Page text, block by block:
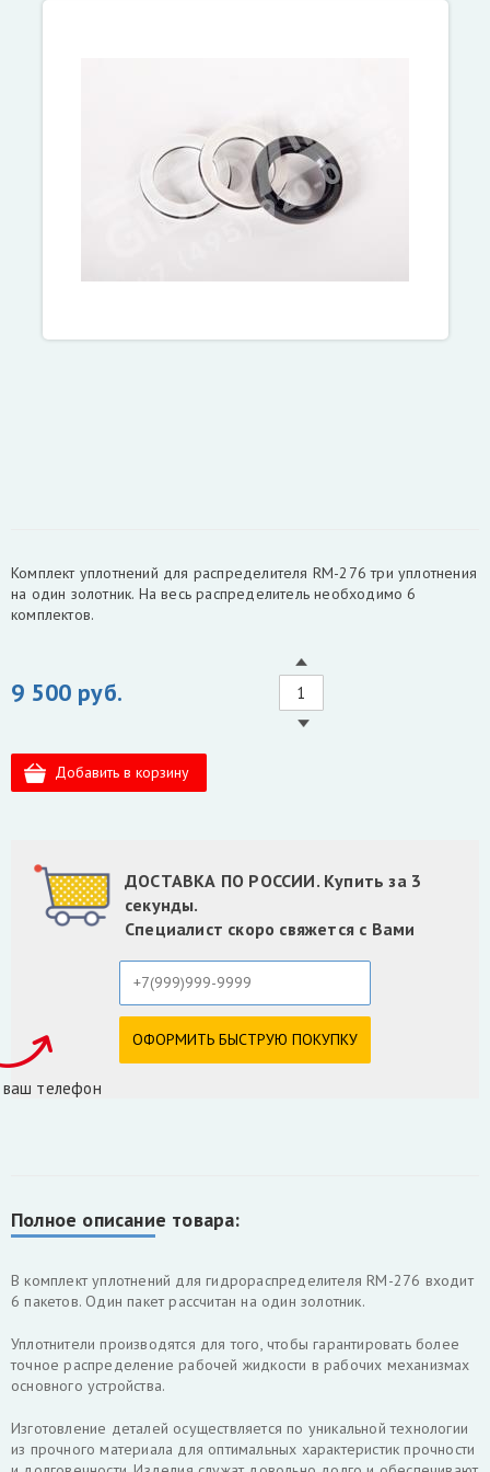
Комплект уплотнений для распределителя RM-276 три уплотнения
на один золотник. На весь распределитель необходимо 6
комплектов.
9 500 руб.
ДОСТАВКА ПО РОССИИ. Купить за 3
секунды.
Специалист скоро свяжется с Вами
телефон
Полное описание товара:
В комплект уплотнений для гидрораспределителя RM-276 входит
6 пакетов. Один пакет рассчитан на один золотник.
Уплотнители производятся для того, чтобы гарантировать более
точное распределение рабочей жидкости в рабочих механизмах
основного устройства.
Изготовление деталей осуществляется по уникальной технологии
из прочного материала для оптимальных характеристик прочности